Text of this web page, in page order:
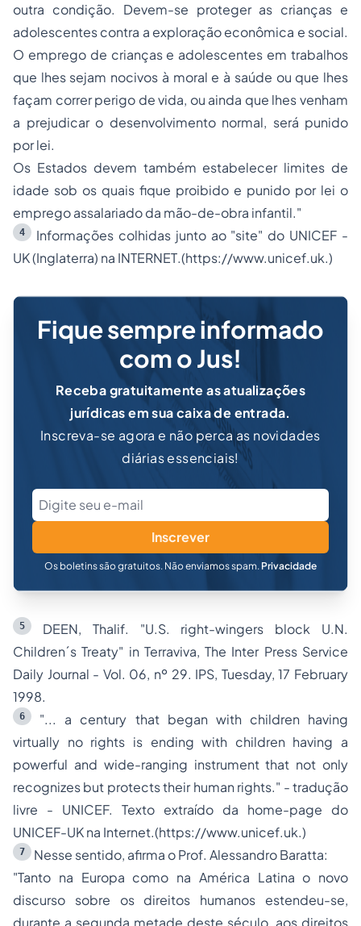
outra condição. Devem-se proteger as crianças e
adolescentes contra a exploração econômica e social.
O emprego de crianças e adolescentes em trabalhos
que lhes sejam nocivos à moral e à saúde ou que lhes
façam correr perigo de vida, ou ainda que lhes venham
a prejudicar o desenvolvimento normal, será punido
por lei.
Os Estados devem também estabelecer limites de
idade sob os quais fique proibido e punido por lei o
emprego assalariado da mão-de-obra infantil."
4
Informações colhidas junto ao "site" do UNICEF -
UK (Inglaterra) na INTERNET.(https://www.unicef.uk.)
Fique sempre informado
com o Jus!
Receba gratuitamente as atualizações
jurídicas em sua caixa de entrada.
Inscreva-se agora e não perca as novidades
diárias essenciais!
Inscrever
Os boletins são gratuitos. Não enviamos spam. Privacidade
5 DEEN, Thalif. "U.S. right-wingers block U.N.
Children´s Treaty" in Terraviva, The Inter Press Service
Daily Journal - Vol. 06, nº 29. IPS, Tuesday, 17 February
1998.
6
"... a century that began with children having
virtually no rights is ending with children having a
powerful and wide-ranging instrument that not only
recognizes but protects their human rights." - tradução
livre - UNICEF. Texto extraído da home-page do
UNICEF-UK na Internet.(https://www.unicef.uk.)
7
Nesse sentido, afirma o Prof. Alessandro Baratta:
"Tanto na Europa como na América Latina o novo
discurso sobre os direitos humanos estendeu-se,